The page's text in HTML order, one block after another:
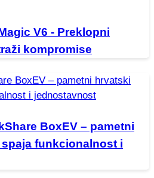
V6 - Preklopni
kompromise
BoxEV – pametni
funkcionalnost i